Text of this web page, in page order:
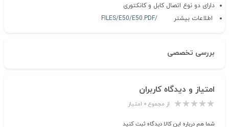
دارای دو نوع اتصال کابل و کانکتوری
اطلاعات بیشتر /FILES/E50/E50.PDF
بررسی تخصصی
امتیاز و دیدگاه کاربران
از مجموع ۰ امتیاز
شما هم درباره این کالا دیدگاه ثبت کنید